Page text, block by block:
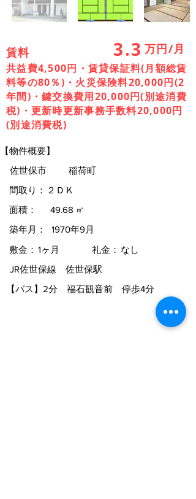
賃料 3.3 万円/月
共益費4,500円・賃貸保証料(月額総賃
料等の80％)・火災保険料20,000円(2
年間)・鍵交換費用20,000円(別途消費
税)・更新時更新事務手数料20,000円
(別途消費税)
【物件概要】
稲荷町
佐世保市
間取り：
２ＤＫ
面積：
49.68
築年月：
1970年9月
㎡
敷金： 1ヶ月 なし
礼金：
JR佐世保線 佐世保駅
【バス】 2分 福石観音前 停歩4分